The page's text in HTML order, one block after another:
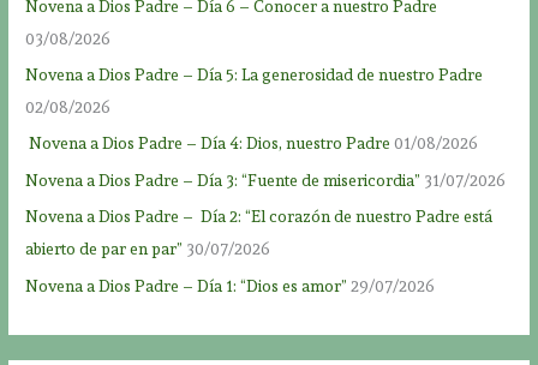
Novena a Dios Padre – Día 6 – Conocer a nuestro Padre
03/08/2026
Novena a Dios Padre – Día 5: La generosidad de nuestro Padre
02/08/2026
Novena a Dios Padre – Día 4: Dios, nuestro Padre 01/08/2026
Novena a Dios Padre – Día 3: “Fuente de misericordia” 31/07/2026
Novena a Dios Padre – Día 2: “El corazón de nuestro Padre está
abierto de par en par” 30/07/2026
Novena a Dios Padre – Día 1: “Dios es amor” 29/07/2026